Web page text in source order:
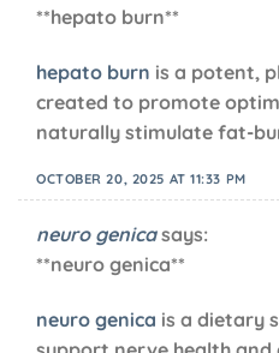
** hepato burn**
hepato burn is a potent,
created to promote
naturally stimulate fat-
OCTOBER 20, 2025 AT 11:33 PM
neuro genica says:
**neuro genica**
neuro genica is a dietary